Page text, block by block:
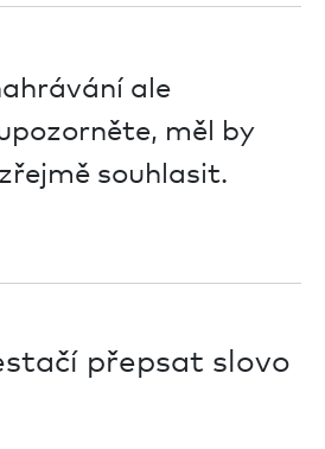
ale
měl by
souhlasit.
přepsat slovo